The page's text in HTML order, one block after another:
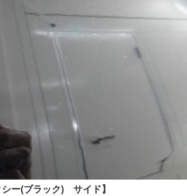
ー(ブラック) サイド】